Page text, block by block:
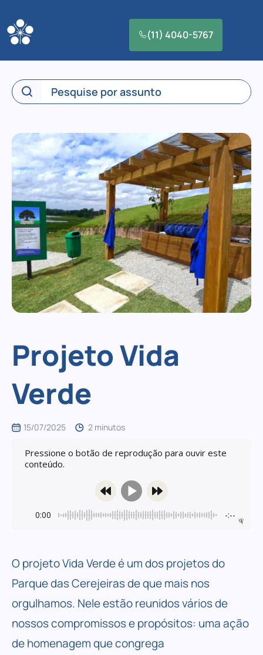
(11) 4040-5767
Projeto Vida
Verde
15/07/2025 2 minutos
Pressione o botão de reprodução para ouvir este
conteúdo.
0:00 -:--
Powered By GSpeech
O projeto Vida Verde é um dos projetos do
Parque das Cerejeiras de que mais nos
orgulhamos. Nele estão reunidos vários de
nossoscompromissos e propósitos: uma ação
de homenagem que congrega